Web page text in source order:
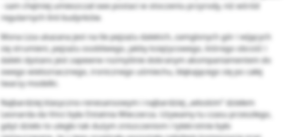
- sam chętniej umieszczał swe postaci w otoczeniu przyrody, niż wśród
regularnych linii budynków.
Mona Liza ukazana jest na tle pejzażu dalekich, zamglonych gór i wijących
się strumieni, pejzażu osobliwego, jakby księżycowego, którego obcość i
daleki dystans jest zapewne rozmyślnie dobranym akompaniamentem do
owego wieloznacznego, ironicznego uśmiechu, błąkającego się po całej
twarzy modelki.
Najbardziej klasyczno-renesansowym i najbardziej „włoskim” dziełem
Leonarda da Vinci była Ostatnia Wieczerza. Używamy tu czasu przeszłego,
gdyż dzieło to uległo tak dużym zniszczeniom i tylekrotnie było